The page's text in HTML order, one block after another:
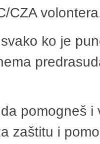
CZA
ko je
pomogneš
zaštitu i